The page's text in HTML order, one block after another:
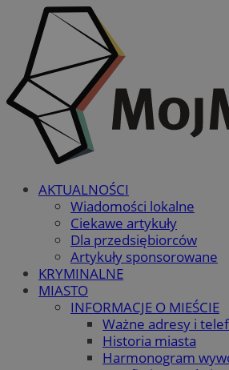
AKTUALNOŚCI
Wiadomości lokalne
Ciekawe artykuły
Dla przedsiębiorców
Artykuły sponsorowane
KRYMINALNE
MIASTO
INFORMACJE O MIEŚCIE
Ważne adresy i
Historia miasta
Harmonogram